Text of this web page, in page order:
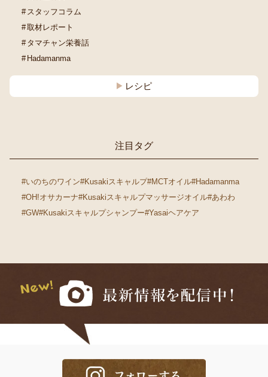
スタッフコラム
取材レポート
タマチャン栄養話
Hadamanma
レシピ
注目タグ
#いのちのワイン#Kusakiスキャルプ#MCTオイル#Hadamanma
#OH!オサカーナ#Kusakiスキャルプマッサージオイル#あわわ
#GW#Kusakiスキャルプシャンプー#Yasaiヘアケア